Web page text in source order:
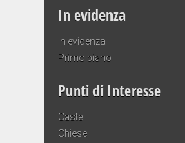
In evidenza
In evidenza
Primo piano
Punti di Interesse
Castelli
Chiese